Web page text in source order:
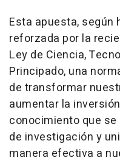
Esta apuesta, según
reforzada por la
Ley de Ciencia,
Principado, una
de transformar
aumentar la
conocimiento que
de investigación y
manera efectiva a